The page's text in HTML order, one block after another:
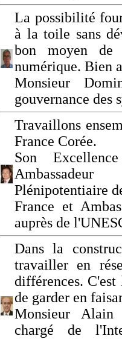
La possibilité
à la toile sans
bon moyen de
numérique. Bien
Monsieur
gouvernance des
Travaillons
France Corée.
Son
Plénipotentiaire
France et
auprès de
Dans la
travailler en
différences.
de garder en
Monsieur Alain
chargé de